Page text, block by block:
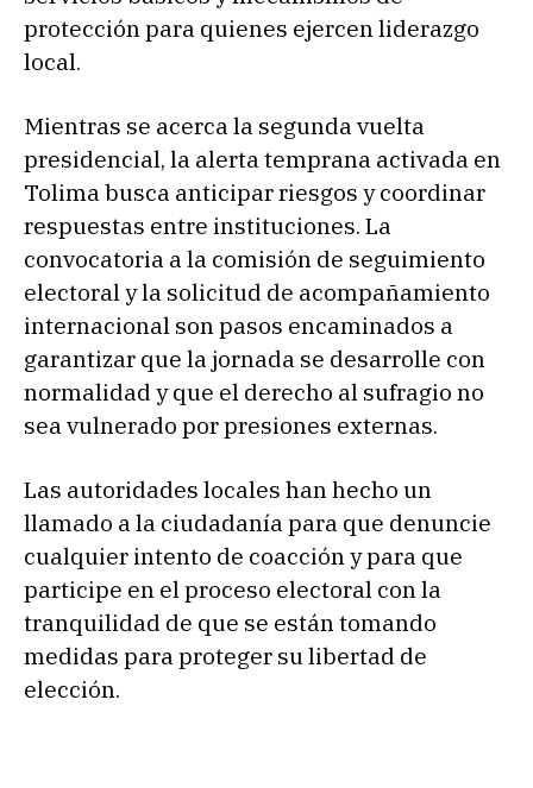
protección para quienes ejercen liderazgo
local.
Mientras se acerca la segunda vuelta
presidencial, la alerta temprana activada en
Tolima busca anticipar riesgos y coordinar
respuestas entre instituciones. La
convocatoria a la comisión de seguimiento
electoral y la solicitud de acompañamiento
internacional son pasos encaminados a
garantizar que la jornada se desarrolle con
normalidad y que el derecho al sufragio no
sea vulnerado por presiones externas.
Las autoridades locales han hecho un
llamado a la ciudadanía para que denuncie
cualquier intento de coacción y para que
participe en el proceso electoral con la
tranquilidad de que se están tomando
medidas para proteger su libertad de
elección.